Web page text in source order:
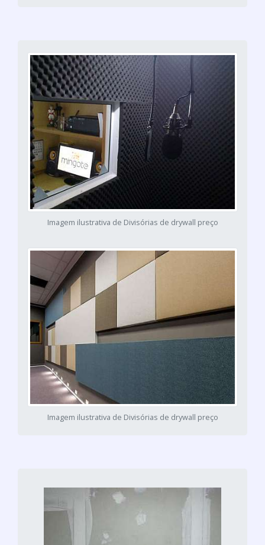
Imagem ilustrativa de Divisórias de drywall preço
Imagem ilustrativa de Divisórias de drywall preço